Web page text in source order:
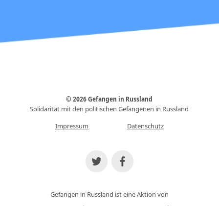
© 2026 Gefangen in Russland
Solidarität mit den politischen Gefangenen in Russland
Impressum
Datenschutz
Gefangen in Russland ist eine Aktion von